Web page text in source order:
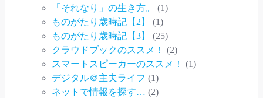
「それなり」の生き方。
(1)
ものがたり歳時記【2】
(1)
ものがたり歳時記【3】
(25)
クラウドブックのススメ！
(2)
スマートスピーカーのススメ！
(1)
デジタル＠主夫ライフ (1)
ネットで情報を探す… (2)